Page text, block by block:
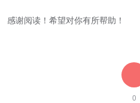
感谢阅读！希望对你有所帮助！
0